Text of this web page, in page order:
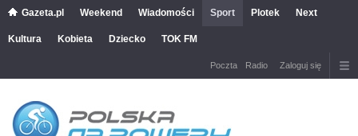
Gazeta.pl Weekend Wiadomości Sport Plotek Next
Kultura Kobieta Dziecko TOK FM
Poczta Radio Zaloguj się